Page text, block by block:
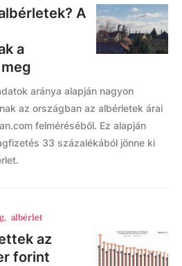
A
a
aránya alapján nagyon
az országban az albérletek árai
felméréséből. Ez alapján
33 százalékából jönne ki
, albérlet
az
forint